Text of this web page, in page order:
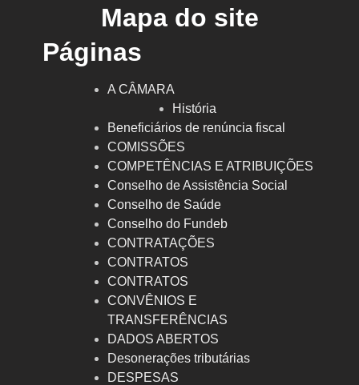
Mapa do site
Páginas
A CÂMARA
História
Beneficiários de renúncia fiscal
COMISSÕES
COMPETÊNCIAS E ATRIBUIÇÕES
Conselho de Assistência Social
Conselho de Saúde
Conselho do Fundeb
CONTRATAÇÕES
CONTRATOS
CONTRATOS
CONVÊNIOS E
TRANSFERÊNCIAS
DADOS ABERTOS
Desonerações tributárias
DESPESAS